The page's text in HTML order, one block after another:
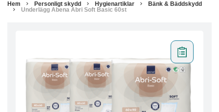
Hem Personligt skydd Hygienartiklar
Bänk & Bäddskydd
Underlägg Abena Abri Soft Basic 60st